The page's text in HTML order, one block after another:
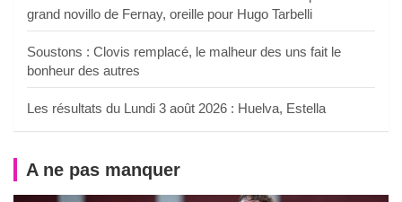
grand novillo de Fernay, oreille pour Hugo Tarbelli
Soustons : Clovis remplacé, le malheur des uns fait le
bonheur des autres
Les résultats du Lundi 3 août 2026 : Huelva, Estella
A ne pas manquer